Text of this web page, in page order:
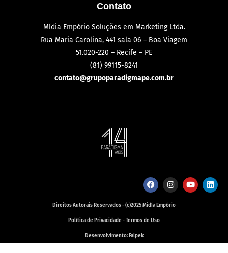
Contato
Mídia Empório Soluções em Marketing Ltda.
Rua Maria Carolina, 441 sala 06 – Boa Viagem
51.020-220 – Recife – PE
(81) 99115-8241
contato@grupoparadigmape.com.br
Direitos Autorais Reservados - (c)2025 Midía Empório
Política de Privacidade - Termos de Uso
Desenvolvimento: Falpek